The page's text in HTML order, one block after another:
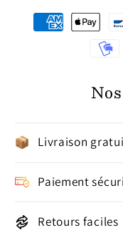
Livraison
Paiement
Retours faciles